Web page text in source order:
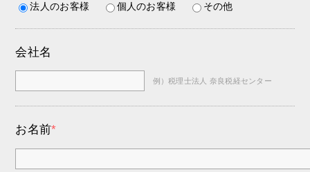
法人のお客様 個人のお客様 その他
会社名
例）税理士法人 奈良税経センター
お名前*